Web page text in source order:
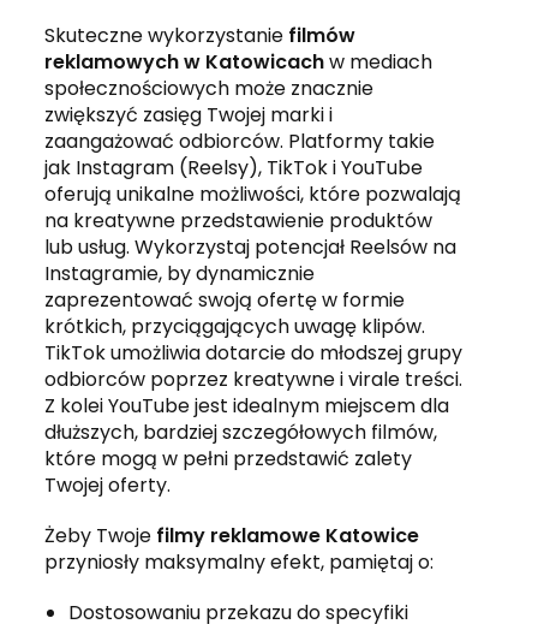
Skuteczne wykorzystanie filmów
reklamowych w Katowicachw mediach
społecznościowych może znacznie
zwiększyć zasięg Twojej marki i
zaangażować odbiorców. Platformy takie
jak Instagram (Reelsy), TikTok i YouTube
oferują unikalne możliwości, które pozwalają
na kreatywne przedstawienie produktów
lub usług. Wykorzystaj potencjał Reelsów na
Instagramie, by dynamicznie
zaprezentować swoją ofertę w formie
krótkich, przyciągających uwagę klipów.
TikTok umożliwia dotarcie do młodszej grupy
odbiorców poprzez kreatywne i virale treści.
Z kolei YouTube jest idealnym miejscem dla
dłuższych, bardziej szczegółowych filmów,
które mogą w pełni przedstawić zalety
Twojej oferty.
Żeby Twoje filmy reklamowe Katowice
przyniosły maksymalny efekt, pamiętaj o:
Dostosowaniu przekazu do specyfiki